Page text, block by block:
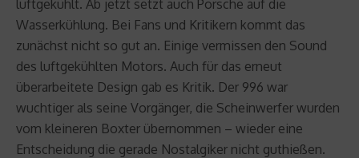
luftgekühlt. Ab jetzt setzt auch Porsche auf die
Wasserkühlung. Bei Fans und Kritikern kommt das
zunächst nicht so gut an. Einige vermissen den Sound
des luftgekühlten Motors. Auch für das erneut
überarbeitete Design gab es Kritik. Der 996 war
wuchtiger als seine Vorgänger, die Scheinwerfer wurden
vom kleineren Boxter übernommen – wieder eine
Entscheidung die gerade Nostalgiker nicht guthießen.